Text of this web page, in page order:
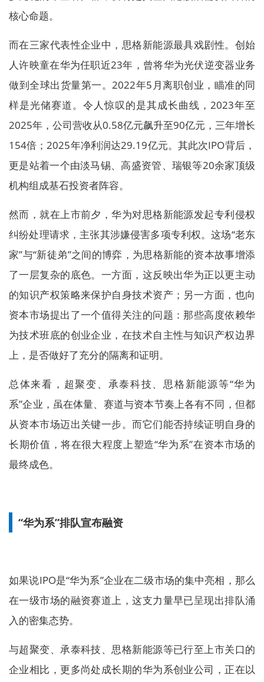
核心命题。
而在三家代表性企业中，思格新能源最具戏剧性。创始
人许映童在华为任职近23年，曾将华为光伏逆变器业务
做到全球出货量第一。2022年5月离职创业，瞄准的同
样是光储赛道。令人惊叹的是其成长曲线，2023年至
2025年，公司营收从0.58亿元飙升至90亿元，三年增长
154倍；2025年净利润达29.19亿元。其此次IPO背后，
更是站着一个由淡马锡、高盛资管、瑞银等20余家顶级
机构组成基石投资者阵容。
然而，就在上市前夕，华为对思格新能源发起专利侵权
纠纷处理请求，主张其涉嫌侵害多项专利权。这场“老东
家”与“新徒弟”之间的博弈，为思格新能的资本故事增添
了一层复杂的底色。一方面，这反映出华为正以更主动
的知识产权策略来保护自身技术资产；另一方面，也向
资本市场提出了一个值得关注的问题：那些高度依赖华
为技术班底的创业企业，在技术自主性与知识产权边界
上，是否做好了充分的隔离和证明。
总体来看，超聚变、承泰科技、思格新能源等“华为
系”企业，虽在体量、赛道与资本节奏上各有不同，但都
从资本市场迈出关键一步。而它们能否持续证明自身的
长期价值，将在很大程度上塑造“华为系”在资本市场的
最终成色。
“华为系”排队宣布融资
如果说IPO是“华为系”企业在二级市场的集中亮相，那么
在一级市场的融资赛道上，这支力量早已呈现出排队涌
入的密集态势。
与超聚变、承泰科技、思格新能源等已行至上市关口的
企业相比，更多尚处成长期的华为系创业公司，正在以